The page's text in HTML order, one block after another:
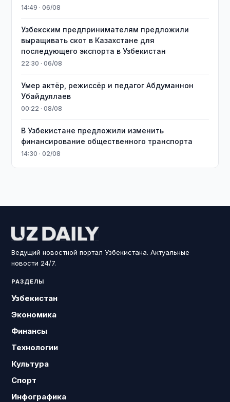
14:49 · 06/08
Узбекским предпринимателям предложили
выращивать скот в Казахстане для
последующего экспорта в Узбекистан
22:30 · 06/08
Умер актёр, режиссёр и педагог Абдуманнон
Убайдуллаев
00:22 · 08/08
В Узбекистане предложили изменить
финансирование общественного транспорта
14:30 · 02/08
Ведущий новостной портал Узбекистана. Актуальные
новости 24/7.
РАЗДЕЛЫ
Узбекистан
Экономика
Финансы
Технологии
Культура
Спорт
Инфографика